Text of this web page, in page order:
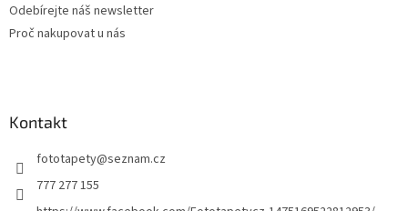
Odebírejte náš newsletter
Proč nakupovat u nás
Kontakt
fototapety@seznam.cz
777 277 155